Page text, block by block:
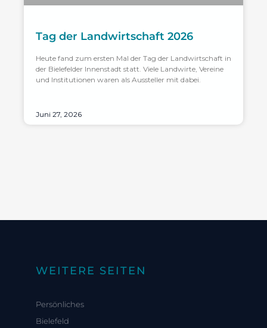
Tag der Landwirtschaft 2026
Heute fand zum ersten Mal der Tag der Landwirtschaft in
der Bielefelder Innenstadt statt. Viele Landwirte, Vereine
und Institutionen waren als Aussteller mit dabei.
Juni 27, 2026
WEITERE SEITEN
Persönliches
Bielefeld